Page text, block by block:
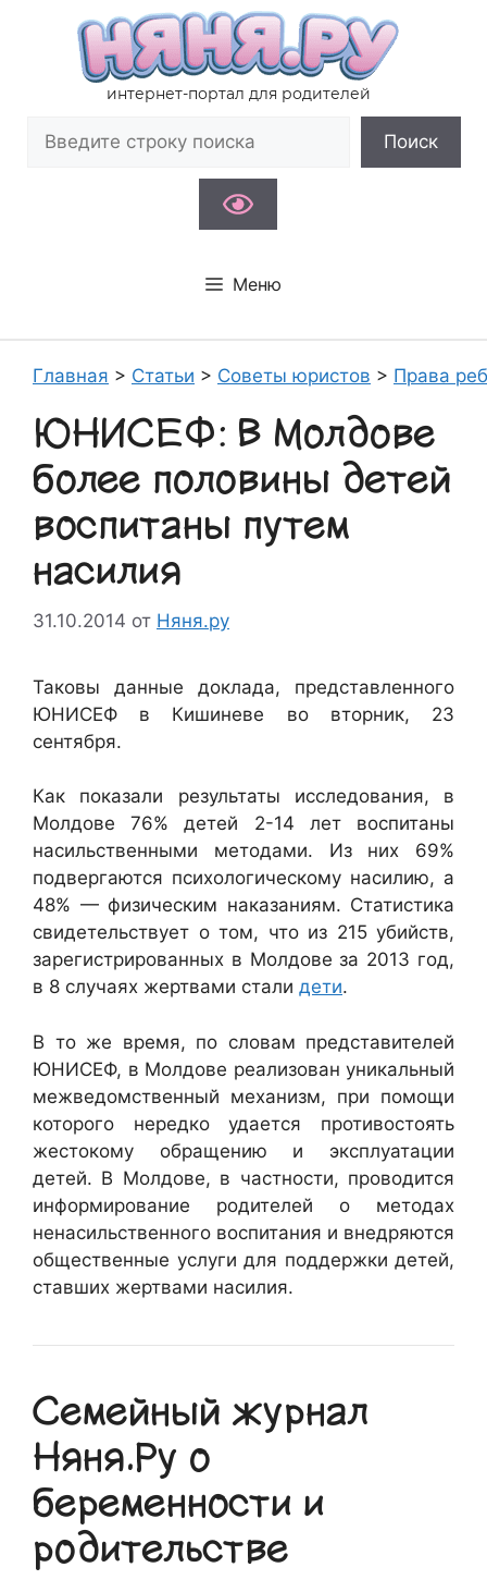
содержимому
интернет-портал для родителей
Поиск
Меню
Главная > Статьи > Советы юристов > Права
ЮНИСЕФ: В Молдове
более половины детей
воспитаны путем
насилия
31.10.2014 от Няня.ру
Таковы данные доклада, представленного
ЮНИСЕФ в Кишиневе во вторник, 23
сентября.
Как показали результаты исследования, в
Молдове 76% детей 2-14 лет воспитаны
насильственными методами. Из них 69%
подвергаются психологическому насилию, а
48% — физическим наказаниям. Статистика
свидетельствует о том, что из 215 убийств,
зарегистрированных в Молдове за 2013 год,
в 8 случаях жертвами стали дети.
В то же время, по словам представителей
ЮНИСЕФ, в Молдове реализован уникальный
межведомственный механизм, при помощи
которого нередко удается противостоять
жестокому обращению и эксплуатации
детей. В Молдове, в частности, проводится
информирование родителей о методах
ненасильственного воспитания и внедряются
общественные услуги для поддержки детей,
ставших жертвами насилия.
Семейный журнал
Няня.Ру о
беременности и
родительстве